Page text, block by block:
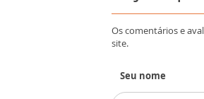
Os comentários e
site.
Seu nome